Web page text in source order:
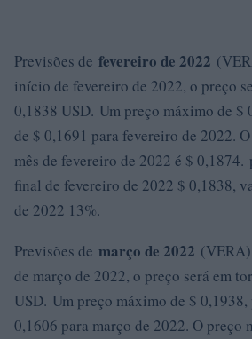
Previsões de fevereiro de 2022
início de fevereiro de 2022, o preço
0,1838 USD. Um preço máximo de $
de $ 0,1691 para fevereiro de 2022.
mês de fevereiro de 2022 é $
final de fevereiro de 2022 $ 0,1838,
de 2022 13%.
Previsões de março de 2022
de março de 2022, o preço será em
USD. Um preço máximo de $
0,1606 para março de 2022. O preço